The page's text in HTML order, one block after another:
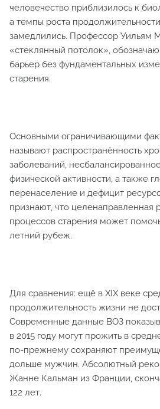
человечество приблизилось к
а темпы роста
замедлились. Профессор Уильям
«стеклянный потолок»,
барьер без фундаментальных
старения.
Основными ограничивающими
называют распространённость
заболеваний,
физической активности, а также
перенаселение и дефицит
признают, что целенаправленная
процессов старения может
летний рубеж.
Для сравнения: ещё в XIX веке
продолжительность жизни не
Современные данные ВОЗ
в 2015 году могут прожить в
по-прежнему сохраняют
дольше мужчин. Абсолютный
Жанне Кальман из Франции,
122 лет.